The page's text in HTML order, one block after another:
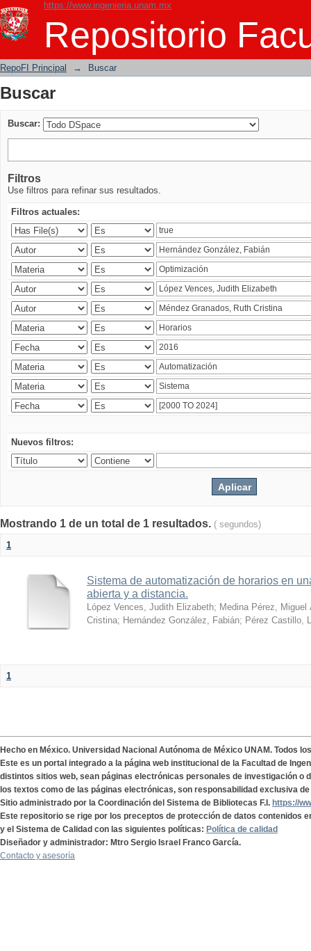
https://www.ingenieria.unam.mx
Repositorio
Buscar
RepoFI Principal → Buscar
Buscar
Buscar:
Filtros
Use filtros para refinar sus resultados.
Filtros actuales:
Nuevos filtros:
Mostrando 1 de un total de 1 resultados. ( segundos)
1
Sistema de automatización de horarios en
abierta y a distancia.
López Vences, Judith Elizabeth; Medina Pérez, Miguel
Cristina; Hernández González, Fabián; Pérez Castillo,
1
Hecho en México. Universidad Nacional Autónoma de México UNAM. Todos
Este es un portal integrado a la página web institucional de la Facultad de
distintos sitios web, sean páginas electrónicas personales de investigación o
los textos como de las páginas electrónicas, son responsabilidad exclusiva
Sitio administrado por la Coordinación del Sistema de Bibliotecas F.I. https://
Este repositorio se rige por los preceptos de protección de datos contenidos
y el Sistema de Calidad con las siguientes políticas: Política de calidad
Diseñador y administrador: Mtro Sergio Israel Franco García.
Contacto y asesoría